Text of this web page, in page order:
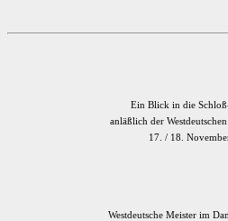
Ein Blick in die
anläßlich der
17. / 18.
Westdeutsche Meister im